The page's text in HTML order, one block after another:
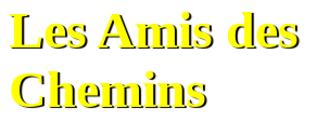
Les Amis des
Chemins